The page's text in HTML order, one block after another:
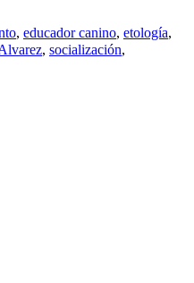
, educador canino, etología,
, socialización,